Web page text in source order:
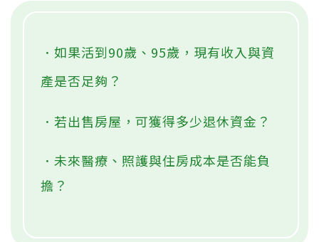
．如果活到90歲、95歲，現有收入與資
產是否足夠？
．若出售房屋，可獲得多少退休資金？
．未來醫療、照護與住房成本是否能負
擔？